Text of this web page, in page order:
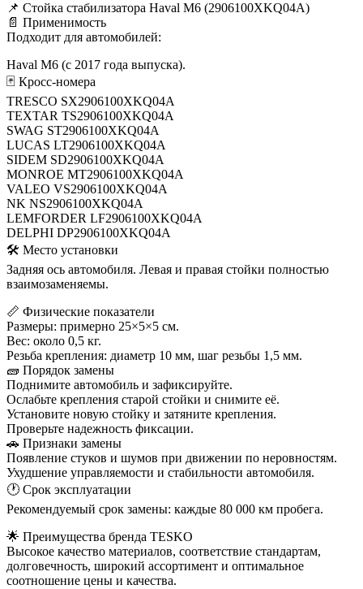
📌 Стойка стабилизатора Haval M6 (2906100XKQ04A)
📄 Применимость
Подходит для автомобилей:
Haval M6 (с 2017 года выпуска).
🃏 Кросс-номера
TRESCO SX2906100XKQ04A
TEXTAR TS2906100XKQ04A
SWAG ST2906100XKQ04A
LUCAS LT2906100XKQ04A
SIDEM SD2906100XKQ04A
MONROE MT2906100XKQ04A
VALEO VS2906100XKQ04A
NK NS2906100XKQ04A
LEMFORDER LF2906100XKQ04A
DELPHI DP2906100XKQ04A
🛠️ Место установки
Задняя ось автомобиля. Левая и правая стойки полностью
взаимозаменяемы.
📏 Физические показатели
Размеры: примерно 25×5×5 см.
Вес: около 0,5 кг.
Резьба крепления: диаметр 10 мм, шаг резьбы 1,5 мм.
🧱 Порядок замены
Поднимите автомобиль и зафиксируйте.
Ослабьте крепления старой стойки и снимите её.
Установите новую стойку и затяните крепления.
Проверьте надежность фиксации.
🚗 Признаки замены
Появление стуков и шумов при движении по неровностям.
Ухудшение управляемости и стабильности автомобиля.
🕐 Срок эксплуатации
Рекомендуемый срок замены: каждые 80 000 км пробега.
🌟 Преимущества бренда TESKO
Высокое качество материалов, соответствие стандартам,
долговечность, широкий ассортимент и оптимальное
соотношение цены и качества.